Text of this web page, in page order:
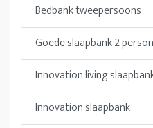
Bedbank tweepersoons
Goede slaapbank 2
Innovation living
Innovation slaapbank